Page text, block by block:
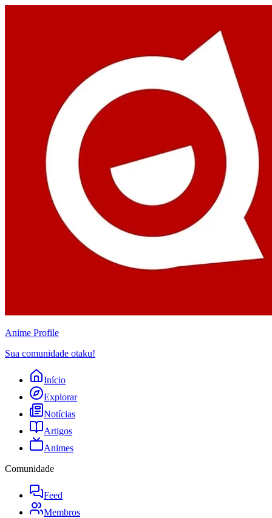
Anime Profile
Sua comunidade otaku!
Início
Explorar
Notícias
Artigos
Animes
Comunidade
Feed
Membros